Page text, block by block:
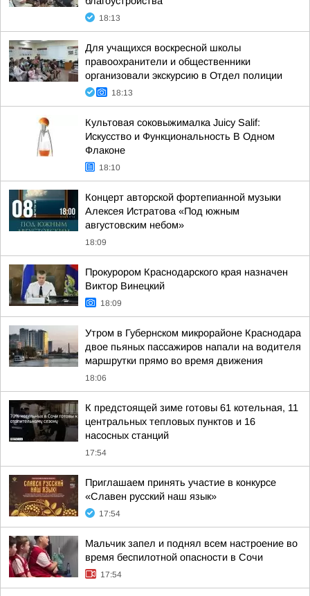
18:13
Для учащихся воскресной школы
правоохранители и общественники
организовали экскурсию в Отдел полиции
18:13
Культовая соковыжималка Juicy Salif:
Искусство и Функциональность В Одном
Флаконе
18:10
Концерт авторской фортепианной музыки
Алексея Истратова «Под южным
августовским небом»
18:09
Прокурором Краснодарского края назначен
Виктор Винецкий
18:09
Утром в Губернском микрорайоне Краснодара
двое пьяных пассажиров напали на водителя
маршрутки прямо во время движения
18:06
К предстоящей зиме готовы 61 котельная, 11
центральных тепловых пунктов и 16
насосных станций
17:54
Приглашаем принять участие в конкурсе
«Славен русский наш язык»
17:54
Мальчик запел и поднял всем настроение во
время беспилотной опасности в Сочи
17:54